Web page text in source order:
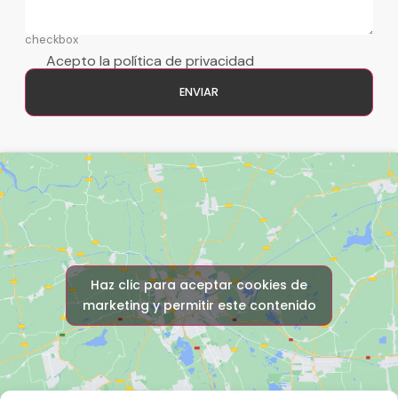
checkbox
Acepto la política de privacidad
ENVIAR
Haz clic para aceptar cookies de
marketing y permitir este contenido